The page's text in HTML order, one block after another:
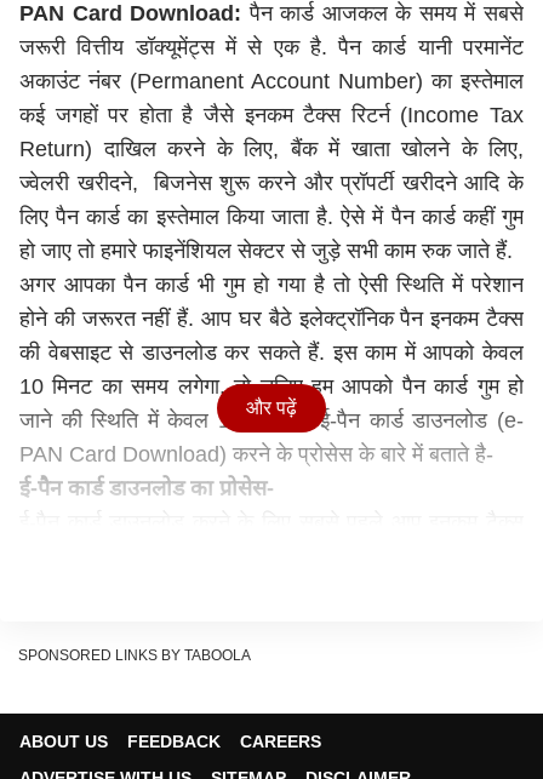
PAN Card Download: पैन कार्ड आजकल के समय में सबसे
जरूरी वित्तीय डॉक्यूमेंट्स में से एक है. पैन कार्ड यानी परमानेंट
अकाउंट नंबर (Permanent Account Number) का इस्तेमाल
कई जगहों पर होता है जैसे इनकम टैक्स रिटर्न (Income Tax
Return) दाखिल करने के लिए, बैंक में खाता खोलने के लिए,
ज्वेलरी खरीदने, बिजनेस शुरू करने और प्रॉपर्टी खरीदने आदि के
लिए पैन कार्ड का इस्तेमाल किया जाता है. ऐसे में पैन कार्ड कहीं गुम
हो जाए तो हमारे फाइनेंशियल सेक्टर से जुड़े सभी काम रुक जाते हैं.
अगर आपका पैन कार्ड भी गुम हो गया है तो ऐसी स्थिति में परेशान
होने की जरूरत नहीं हैं. आप घर बैठे इलेक्ट्रॉनिक पैन इनकम टैक्स
की वेबसाइट से डाउनलोड कर सकते हैं. इस काम में आपको केवल
10 मिनट का समय लगेगा. तो चलिए हम आपको पैन कार्ड गुम हो
जाने की स्थिति में केवल 10 मिनट में ई-पैन कार्ड डाउनलोड (e-
PAN Card Download) करने के प्रोसेस के बारे में बताते है-
ई-पैन कार्ड डाउनलोड का प्रोसेस-
नंबर दर्ज करें.
और पढ़ें
SPONSORED LINKS BY TABOOLA
ABOUT US FEEDBACK
CAREERS